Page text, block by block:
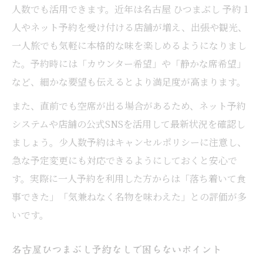
人数でも活用できます。近年は名古屋 ひつまぶし 予約 1
人やネット予約を受け付ける店舗が増え、出張や観光、
一人旅でも気軽に本格的な味を楽しめるようになりまし
た。予約時には「カウンター希望」や「静かな席希望」
など、細かな要望も伝えるとより満足度が高まります。
また、直前でも空席が出る場合があるため、ネット予約
システムや店舗の公式SNSを活用して最新状況を確認し
ましょう。少人数予約はキャンセルポリシーに注意し、
急な予定変更にも対応できるようにしておくと安心で
す。実際に一人予約を利用した方からは「落ち着いて食
事できた」「気兼ねなく名物を味わえた」との評価が多
いです。
名古屋ひつまぶし予約なしで困らないポイント